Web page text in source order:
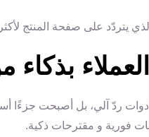
يتردّد على صفحة المنتج
ردّ آلي، بل أصبحت جزءًا
فورية و مقترحات ذكية.